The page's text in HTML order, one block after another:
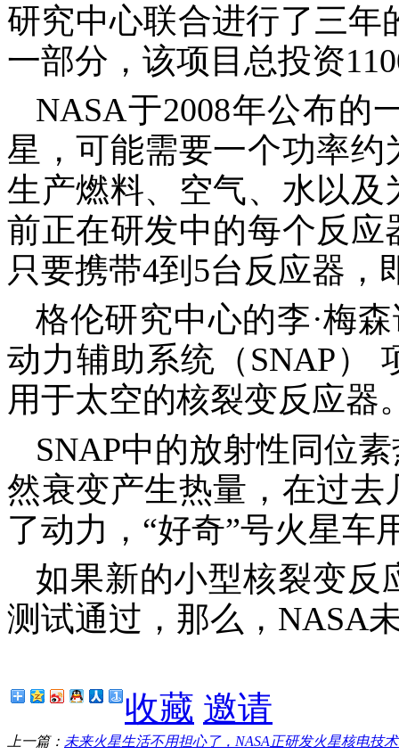
研究中心联合进行了三年
一部分，该项目总投资
NASA于2008年公布的
星，可能需要一个功率
生产燃料、空气、水以
前正在研发中的每个反
只要携带4到5台反应器，
格伦研究中心的李·梅
动力辅助系统（SNAP）
用于太空的核裂变反应器
SNAP中的放射性同位
然衰变产生热量，在过
了动力，“好奇”号火星车
如果新的小型核裂变反
测试通过，那么， NASA
收藏 邀请
上一篇： 未来火星生活不用担心了，NASA正研发火星核电技